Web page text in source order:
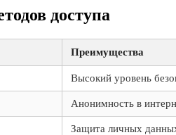
доступа
Преимущества
Высокий уровень
Анонимность в
Защита личных